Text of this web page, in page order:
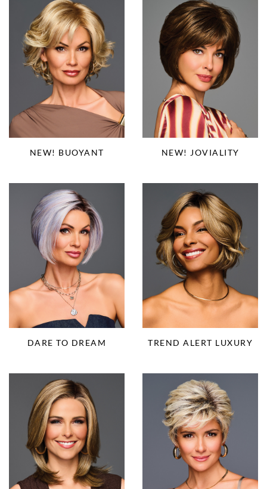
NEW! BUOYANT NEW! JOVIALITY
DARE TO DREAM TREND ALERT LUXURY